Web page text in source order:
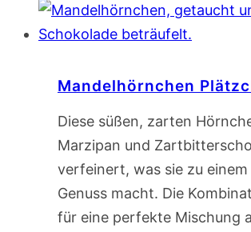
Mandelhörnchen
Diese süßen, zarten
Marzipan und
verfeinert, was sie zu
Genuss macht. Die
für eine perfekte Mischung